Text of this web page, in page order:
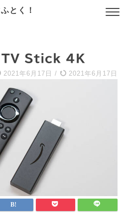
とく！
Stick 4K
2021年6月17日 / 2021年6月17日